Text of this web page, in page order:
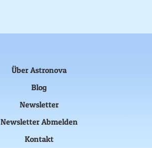
Über Astronova
Blog
Newsletter
Newsletter Abmelden
Kontakt